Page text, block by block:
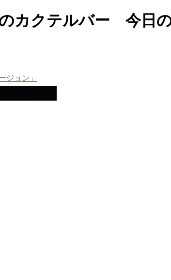
カクテルバー 今日
ョン」